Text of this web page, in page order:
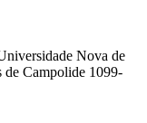
Nova de
Campolide 1099-